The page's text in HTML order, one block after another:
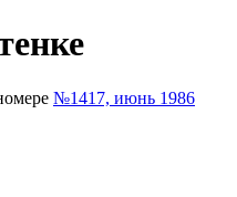
№1417, июнь 1986